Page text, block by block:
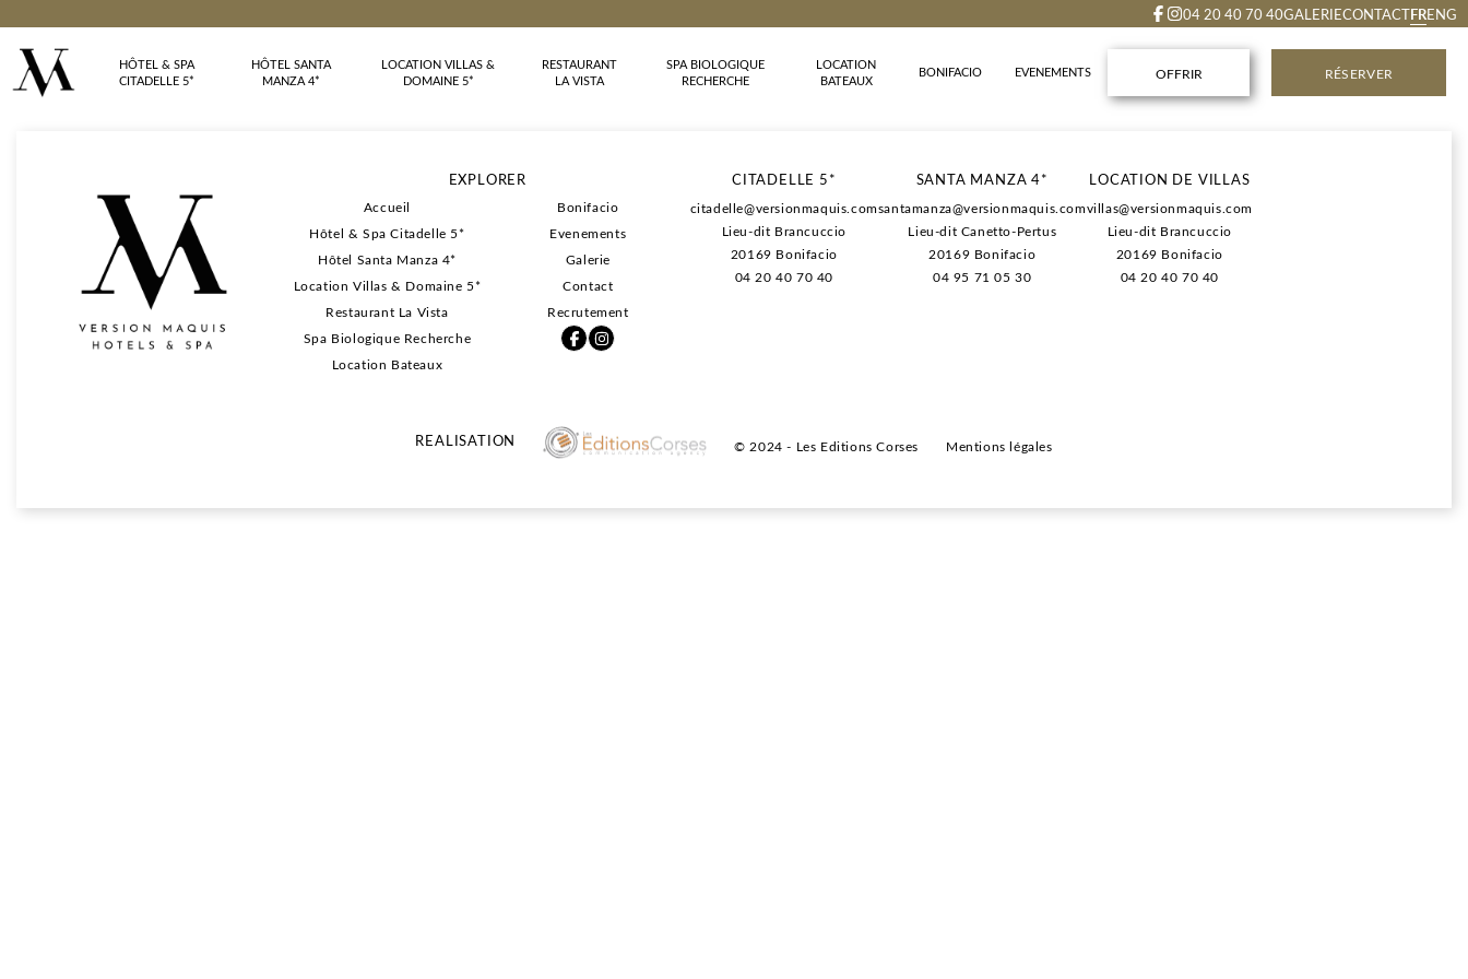
04 20 40 70 40GALERIECONTACTFRENG
HÔTEL & SPA
CITADELLE 5*
HÔTEL SANTA
MANZA 4*
LOCATION VILLAS &
DOMAINE 5*
RESTAURANT
LA VISTA
SPA BIOLOGIQUE
RECHERCHE
LOCATION
BATEAUX
BONIFACIO EVENEMENTS OFFRIR RÉSERVER
-13% sur l'hébergement.
-20% sur les petits déjeuners.
-20% sur les soins au SPA (lors de la réservation du séjour).
Des conditions de règlement et d'annulation plus flexibles.
EXPLORER
Accueil
Hôtel & Spa Citadelle 5*
Hôtel Santa Manza 4*
Location Villas & Domaine 5*
Restaurant La Vista
Spa Biologique Recherche
Location Bateaux
Bonifacio
Evenements
Galerie
Contact
Recrutement
CITADELLE 5*
citadelle@versionmaquis.com
Lieu-dit Brancuccio
20169 Bonifacio
04 20 40 70 40
SANTA MANZA 4*
santamanza@versionmaquis.com
Lieu-dit Canetto-Pertus
20169 Bonifacio
04 95 71 05 30
LOCATION DE VILLAS
villas@versionmaquis.com
Lieu-dit Brancuccio
20169 Bonifacio
04 20 40 70 40
REALISATION © 2024 - Les Editions Corses Mentions légales